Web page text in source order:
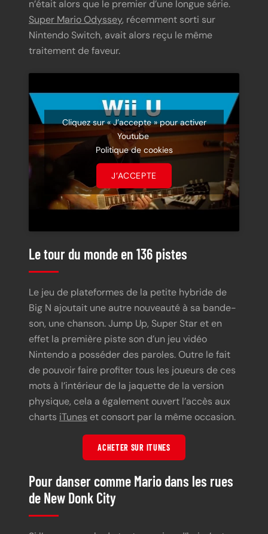
n’était alors que le premier d’une longue série.
Super Mario Odyssey, récemment sorti sur
Nintendo Switch, avait alors reçu le même
traitement de faveur.
Cliquez sur « J’accepte » pour activer
Youtube
Politique de cookies
J’ACCEPTE
Le tour du monde en 136 pistes
Le jeu de plateformes de la petite hybride de
Big N ajoutait une autre nouveauté à sa bande-
son, une chanson. Jump Up, Super Star et en
effet la première piste son d’un jeu vidéo
Nintendo a posséder des paroles. Outre le fait
de pouvoir faire profiter tous les joueurs de ces
mots à l’intérieur de la jaquette de la version
physique, cela a également ouvert l’accès aux
charts iTunes et consort par la même occasion.
ACHETER SUR ITUNES
Pour danser comme Mario dans les rues
de New Donk City